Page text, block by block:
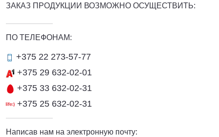
ЗАКАЗ ПРОДУКЦИИ ВОЗМОЖНО ОСУЩЕСТВИТЬ:
ПО ТЕЛЕФОНАМ:
+375 22 273-57-77
+375 29 632-02-01
+375 33 632-02-31
+375 25 632-02-31
Написав нам на электронную почту: